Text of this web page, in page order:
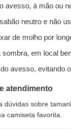
avesso, à mão ou
neutro e não
de molho por
sombra, em local
avesso, evitando
atendimento
dúvidas sobre
camiseta favorita.